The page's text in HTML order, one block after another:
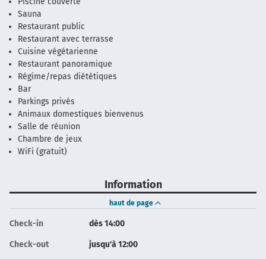
Sauna
Restaurant public
Restaurant avec terrasse
Cuisine végétarienne
Restaurant panoramique
Régime/repas diététiques
Bar
Parkings privés
Animaux domestiques bienvenus
Salle de réunion
Chambre de jeux
WiFi (gratuit)
Information
haut de page
Check-in dès 14:00
Check-out jusqu'à 12:00